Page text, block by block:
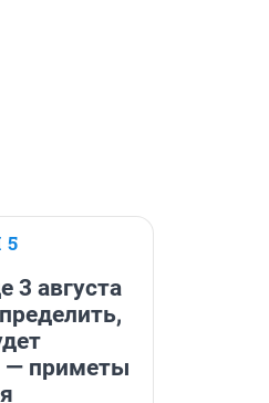
5
3 августа
— приметы